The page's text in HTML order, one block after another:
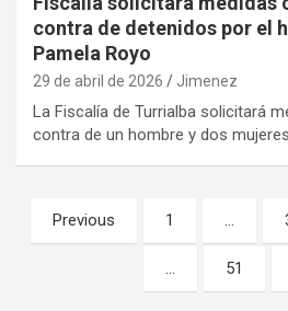
contra de detenidos por el
Pamela Royo
29 de abril de 2026 Jimenez
La Fiscalía de Turrialba solicitará
contra de un hombre y dos
Paginación
de
Previous 1 …
… 51